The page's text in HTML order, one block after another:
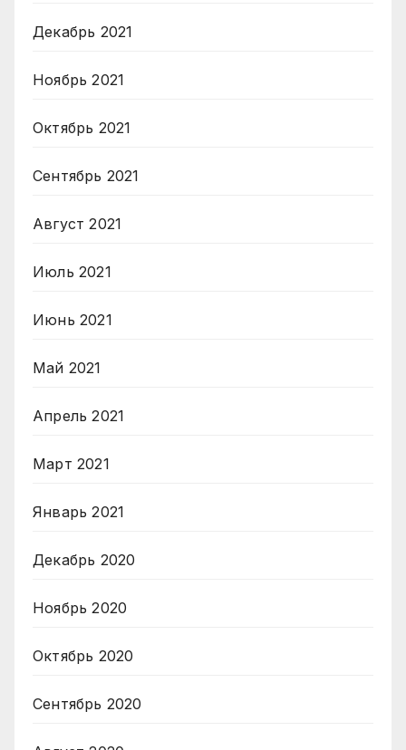
Декабрь 2021
Ноябрь 2021
Октябрь 2021
Сентябрь 2021
Август 2021
Июль 2021
Июнь 2021
Май 2021
Апрель 2021
Март 2021
Январь 2021
Декабрь 2020
Ноябрь 2020
Октябрь 2020
Сентябрь 2020